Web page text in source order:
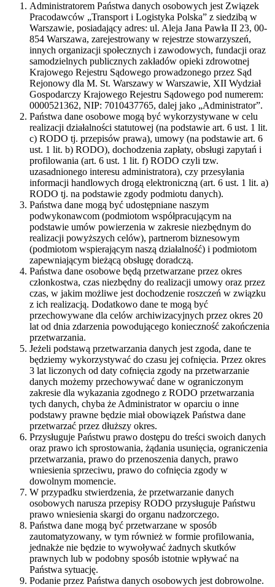
Administratorem Państwa danych osobowych jest Związek
Pracodawców „Transport i Logistyka Polska” z siedzibą w
Warszawie, posiadający adres: ul. Aleja Jana Pawła II 23, 00-
854 Warszawa, zarejestrowany w rejestrze stowarzyszeń,
innych organizacji społecznych i zawodowych, fundacji oraz
samodzielnych publicznych zakładów opieki zdrowotnej
Krajowego Rejestru Sądowego prowadzonego przez Sąd
Rejonowy dla M. St. Warszawy w Warszawie, XII Wydział
Gospodarczy Krajowego Rejestru Sądowego pod numerem:
0000521362, NIP: 7010437765, dalej jako „Administrator”.
Państwa dane osobowe mogą być wykorzystywane w celu
realizacji działalności statutowej (na podstawie art. 6 ust. 1 lit.
c) RODO tj. przepisów prawa), umowy (na podstawie art. 6
ust. 1 lit. b) RODO), dochodzenia zapłaty, obsługi zapytań i
profilowania (art. 6 ust. 1 lit. f) RODO czyli tzw.
uzasadnionego interesu administratora), czy przesyłania
informacji handlowych drogą elektroniczną (art. 6 ust. 1 lit. a)
RODO tj. na podstawie zgody podmiotu danych).
Państwa dane mogą być udostępniane naszym
podwykonawcom (podmiotom współpracującym na
podstawie umów powierzenia w zakresie niezbędnym do
realizacji powyższych celów), partnerom biznesowym
(podmiotom wspierającym naszą działalność) i podmiotom
zapewniającym bieżącą obsługę doradczą.
Państwa dane osobowe będą przetwarzane przez okres
członkostwa, czas niezbędny do realizacji umowy oraz przez
czas, w jakim możliwe jest dochodzenie roszczeń w związku
z ich realizacją. Dodatkowo dane te mogą być
przechowywane dla celów archiwizacyjnych przez okres 20
lat od dnia zdarzenia powodującego konieczność zakończenia
przetwarzania.
Jeżeli podstawą przetwarzania danych jest zgoda, dane te
będziemy wykorzystywać do czasu jej cofnięcia. Przez okres
3 lat liczonych od daty cofnięcia zgody na przetwarzanie
danych możemy przechowywać dane w ograniczonym
zakresie dla wykazania zgodnego z RODO przetwarzania
tych danych, chyba że Administrator w oparciu o inne
podstawy prawne będzie miał obowiązek Państwa dane
przetwarzać przez dłuższy okres.
Przysługuje Państwu prawo dostępu do treści swoich danych
oraz prawo ich sprostowania, żądania usunięcia, ograniczenia
przetwarzania, prawo do przenoszenia danych, prawo
wniesienia sprzeciwu, prawo do cofnięcia zgody w
dowolnym momencie.
W przypadku stwierdzenia, że przetwarzanie danych
osobowych narusza przepisy RODO przysługuje Państwu
prawo wniesienia skargi do organu nadzorczego.
Państwa dane mogą być przetwarzane w sposób
zautomatyzowany, w tym również w formie profilowania,
jednakże nie będzie to wywoływać żadnych skutków
prawnych lub w podobny sposób istotnie wpływać na
Państwa sytuację.
Podanie przez Państwa danych osobowych jest dobrowolne.